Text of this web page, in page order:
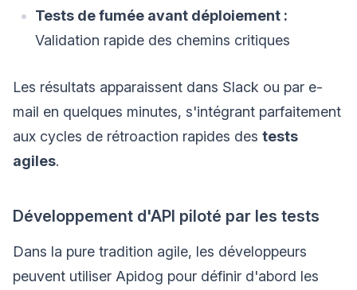
Tests de fumée avant déploiement :
Validation rapide des chemins critiques
Les résultats apparaissent dans Slack ou par e-
mail en quelques minutes, s'intégrant parfaitement
aux cycles de rétroaction rapides des tests
agiles.
Développement d'API piloté par les tests
Dans la pure tradition agile, les développeurs
peuvent utiliser Apidog pour définir d'abord les